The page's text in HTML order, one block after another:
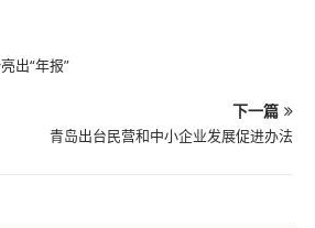
出“年报”
下一篇
青岛出台民营和中小企业发展促进办法